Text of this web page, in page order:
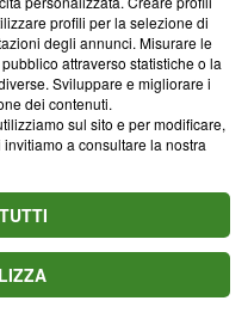
Via Carlo Frasca, 3 - 6900
profili per la selezione di
degli annunci. Misurare le
attraverso statistiche o la
Sviluppare e migliorare i
dei contenuti.
sul sito e per modificare,
a consultare la nostra